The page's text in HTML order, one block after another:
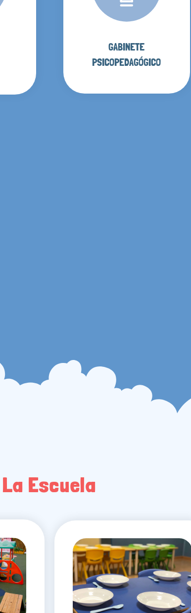
GABINETE
PSICOPEDAGÓGICO
La Escuela